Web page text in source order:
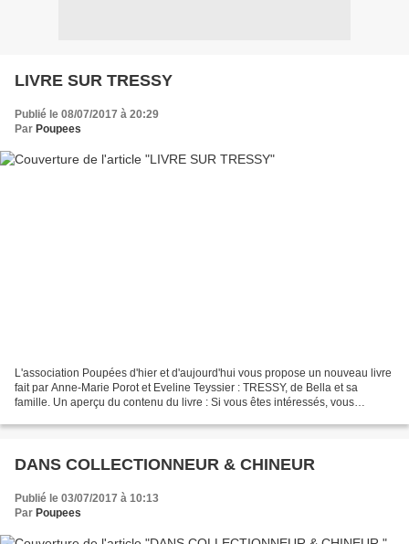
LIVRE SUR TRESSY
Publié le 08/07/2017 à 20:29
Par Poupees
L'association Poupées d'hier et d'aujourd'hui vous propose un nouveau livre
fait par Anne-Marie Porot et Eveline Teyssier : TRESSY, de Bella et sa
famille. Un aperçu du contenu du livre : Si vous êtes intéressés, vous
DANS COLLECTIONNEUR & CHINEUR
Publié le 03/07/2017 à 10:13
Par Poupees